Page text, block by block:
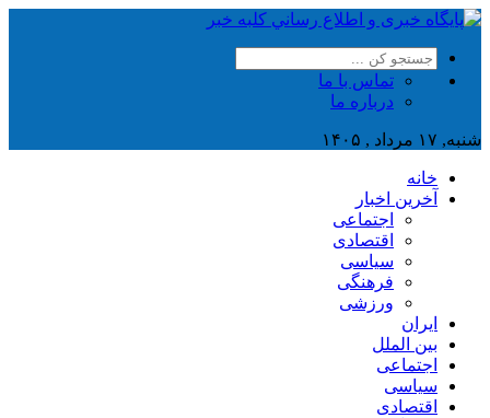
تماس با ما
درباره ما
شنبه, ۱۷ مرداد , ۱۴۰۵
خانه
آخرین اخبار
اجتماعی
اقتصادی
سیاسی
فرهنگی
ورزشی
ایران
بین الملل
اجتماعی
سیاسی
اقتصادی